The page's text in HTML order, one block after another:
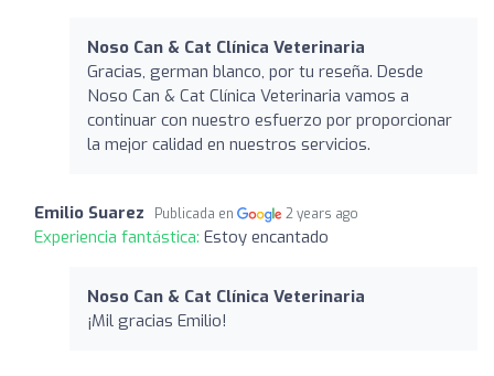
Noso Can & Cat Clínica Veterinaria
Gracias, german blanco, por tu reseña. Desde
Noso Can & Cat Clínica Veterinaria vamos a
continuar con nuestro esfuerzo por proporcionar
la mejor calidad en nuestros servicios.
Emilio Suarez Publicada en 2 years ago
Experiencia fantástica: Estoy encantado
Noso Can & Cat Clínica Veterinaria
¡Mil gracias Emilio!